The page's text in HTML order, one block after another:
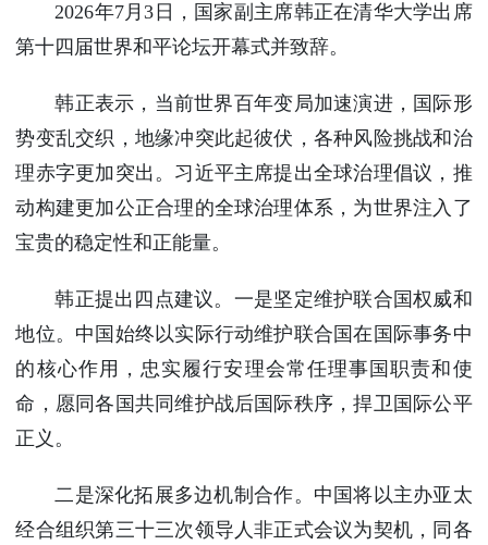
使馆掠
影
2026年7月3日，国家副主席韩正在清华大学出席
第十四届世界和平论坛开幕式并致辞。
韩正表示，当前世界百年变局加速演进，国际形
势变乱交织，地缘冲突此起彼伏，各种风险挑战和治
理赤字更加突出。习近平主席提出全球治理倡议，推
动构建更加公正合理的全球治理体系，为世界注入了
宝贵的稳定性和正能量。
韩正提出四点建议。一是坚定维护联合国权威和
地位。中国始终以实际行动维护联合国在国际事务中
的核心作用，忠实履行安理会常任理事国职责和使
命，愿同各国共同维护战后国际秩序，捍卫国际公平
正义。
二是深化拓展多边机制合作。中国将以主办亚太
经合组织第三十三次领导人非正式会议为契机，同各